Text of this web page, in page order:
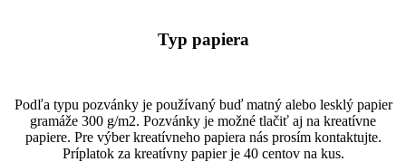
Typ papiera
Podľa typu pozvánky je používaný buď matný alebo lesklý papier
gramáže 300 g/m2. Pozvánky je možné tlačiť aj na kreatívne
papiere. Pre výber kreatívneho papiera nás prosím kontaktujte.
Príplatok za kreatívny papier je 40 centov na kus.